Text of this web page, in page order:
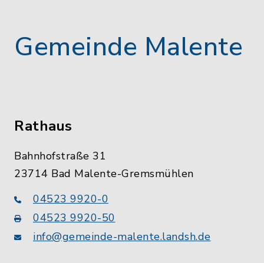
Gemeinde Malente
Rathaus
Bahnhofstraße 31
23714 Bad Malente-Gremsmühlen
04523 9920-0
04523 9920-50
info@gemeinde-malente.landsh.de